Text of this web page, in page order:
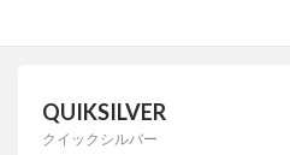
QUIKSILVER
クイックシルバー